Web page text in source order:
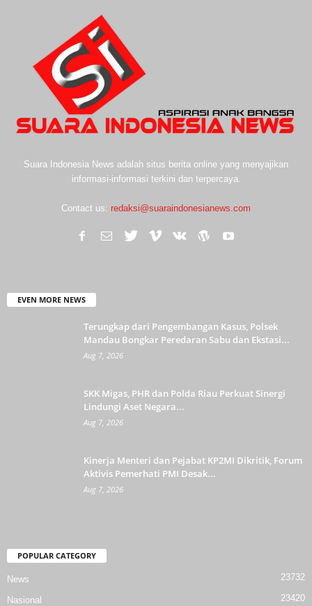
Suara Indonesia News adalah situs berita online yang menyajikan
informasi-informasi terkini dan terpercaya.
Contact us: redaksi@suaraindonesianews.com
EVEN MORE NEWS
Terungkap dari Pengembangan Kasus, Polsek
Mandau Bongkar Peredaran Sabu dan Ekstasi...
Aug 7, 2026
SKK Migas, PHR dan Polda Riau Perkuat Sinergi
Lindungi Aset Negara...
Aug 7, 2026
Kinerja Menteri dan Pejabat KP2MI Dikritik, Forum
Aktivis Pemerhati PMI Desak...
Aug 7, 2026
POPULAR CATEGORY
News 23732
Nasional 23420